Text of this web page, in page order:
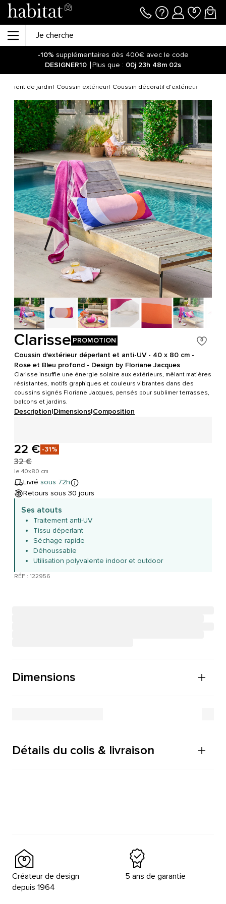
-10% supplémentaires dès 400€ avec le code
DESIGNER10
Plus que : 00j 23h 48m 02s
de jardin Coussin extérieur Coussin décoratif d’extérieur
Clarisse PROMOTION
Coussin d'extérieur déperlant et anti-UV - 40 x 80 cm -
Rose et Bleu profond - Design by Floriane Jacques
Clarisse insuffle une énergie solaire aux extérieurs, mêlant matières
résistantes, motifs graphiques et couleurs vibrantes dans des
coussins signés Floriane Jacques, pensés pour sublimer terrasses,
balcons et jardins.
Description|Dimensions|Composition
22 € -31%
32 €
le 40x80 cm
Livré sous 72h
Retours sous 30 jours
Ses atouts
Traitement anti-UV
Tissu déperlant
Séchage rapide
Déhoussable
Utilisation polyvalente indoor et outdoor
RÉF : 122956
Dimensions
Détails du colis & livraison
Créateur de design
depuis 1964
5 ans de garantie